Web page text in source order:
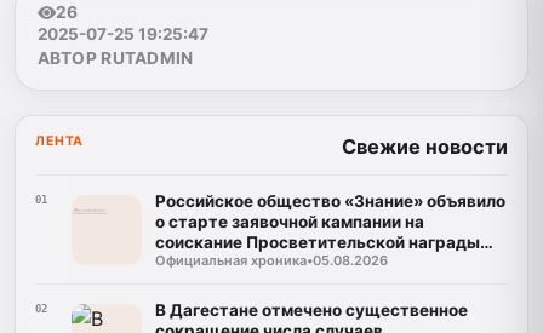
26
2025-07-25 19:25:47
АВТОР RUTADMIN
ЛЕНТА Свежие новости
01
Российское общество «Знание» объявило
о старте заявочной кампании на
соискание Просветительской награды
«Знание. Премия-2026»
Официальная хроника•05.08.2026
02
В Дагестане отмечено существенное